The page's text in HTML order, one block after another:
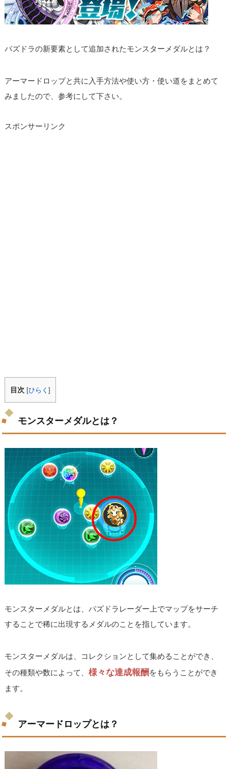
パズドラの新要素として追加されたモンスターメダルとは？
アーマードロップと共に入手方法や使い方・使い道をまとめて
みましたので、参考にして下さい。
スポンサーリンク
目次 [ひらく]
モンスターメダルとは？
モンスターメダルとは、パズドラレーダー上でマップをサーチ
することで稀に出現するメダルのことを指しています。
モンスターメダルは、コレクションとして集めることができ、
その種類や数によって、様々な達成報酬 をもらうことができ
ます。
アーマードロップとは？